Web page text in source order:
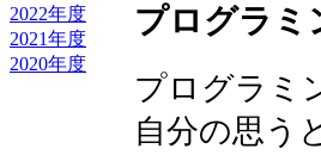
2022年度
2021年度
2020年度
プログラミ
プログラミ
自分の思う